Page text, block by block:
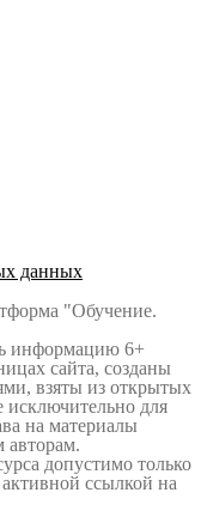
данных
"Обучение.
информацию 6+
сайта, созданы
взяты из открытых
исключительно для
на материалы
авторам.
допустимо только
ссылкой на